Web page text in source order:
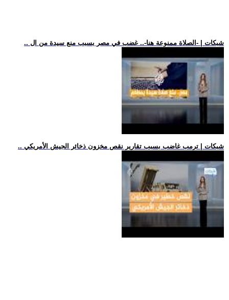
.. شبكات | -الصلاة ممنوعة هنا-.. غضب في مصر بسبب منع سيدة من ال
.. شبكات | ترمب غاضب بسبب تقارير نقص مخزون ذخائر الجيش الأمريكي